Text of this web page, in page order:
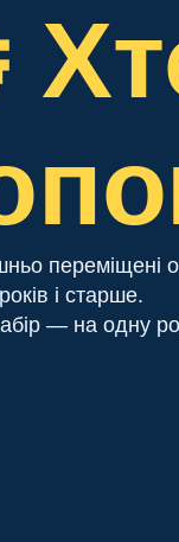
переміщені
і старше.
— на одну